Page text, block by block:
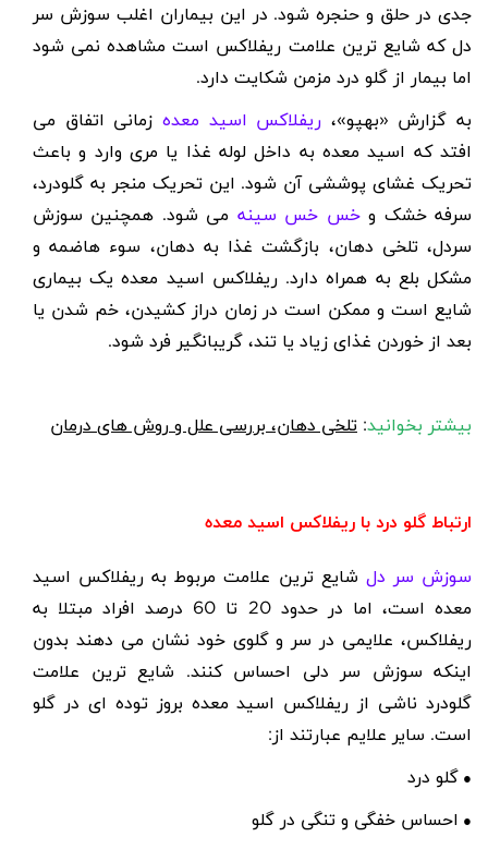
جدی در حلق و حنجره شود. در این بیماران اغلب سوزش سر
دل که شایع ترین علامت ریفلاکس است مشاهده نمی شود
اما بیمار از گلو درد مزمن شکایت دارد.
به گزارش «بهپو»، ریفلاکس اسید معده زمانی اتفاق می
افتد که اسید معده به داخل لوله غذا یا مری وارد و باعث
تحریک غشای پوششی آن شود. این تحریک منجر به گلودرد،
سرفه خشک وخس خس سینه می شود. همچنین سوزش
سردل، تلخی دهان، بازگشت غذا به دهان، سوء هاضمه و
مشکل بلع به همراه دارد. ریفلاکس اسید معده یک بیماری
شایع است و ممکن است در زمان دراز کشیدن، خم شدن یا
بعد از خوردن غذای زیاد یا تند، گریبانگیر فرد شود.
بیشتر بخوانید: تلخی دهان، بررسی علل و روش های درمان
ارتباط گلو درد با ریفلاکس اسید معده
سوزش سر دل شایع ترین علامت مربوط به ریفلاکس اسید
معده است، اما در حدود 20 تا 60 درصد افراد مبتلا به
ریفلاکس، علایمی در سر و گلوی خود نشان می دهند بدون
اینکه سوزش سر دلی احساس کنند. شایع ترین علامت
گلودرد ناشی از ریفلاکس اسید معده بروز توده ای در گلو
است. سایر علایم عبارتند از:
● گلو درد
● احساس خفگی و تنگی در گلو